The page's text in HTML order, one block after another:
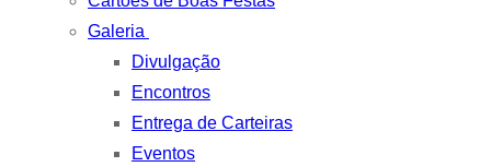
Galeria
Divulgação
Encontros
Entrega de Carteiras
Eventos